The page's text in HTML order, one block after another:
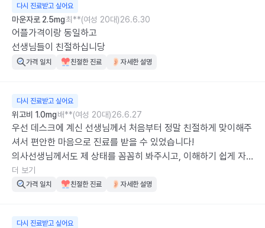
다시 진료받고 싶어요
마운자로 2.5mg최**(여성 20대)26.6.30
어플가격이랑 동일하고
선생님들이 친절하십니당
가격 일치 친절한 진료 자세한 설명
다시 진료받고 싶어요
위고비 1.0mg배**(여성 20대)26.6.27
우선 데스크에 계신 선생님께서 처음부터 정말 친절하게 맞이해주
셔서 편안한 마음으로 진료를 받을 수 있었습니다!
의사선생님께서도 제 상태를 꼼꼼히 봐주시고, 이해하기 쉽게 자
세히 설명해주셔서 많은 도움이 되었습니다!
덕분에 궁금했던 부분도 모두 해결할 수 있었고, 믿고 진료받을 수
더 보기
가격 일치 친절한 진료 자세한 설명
다시 진료받고 싶어요